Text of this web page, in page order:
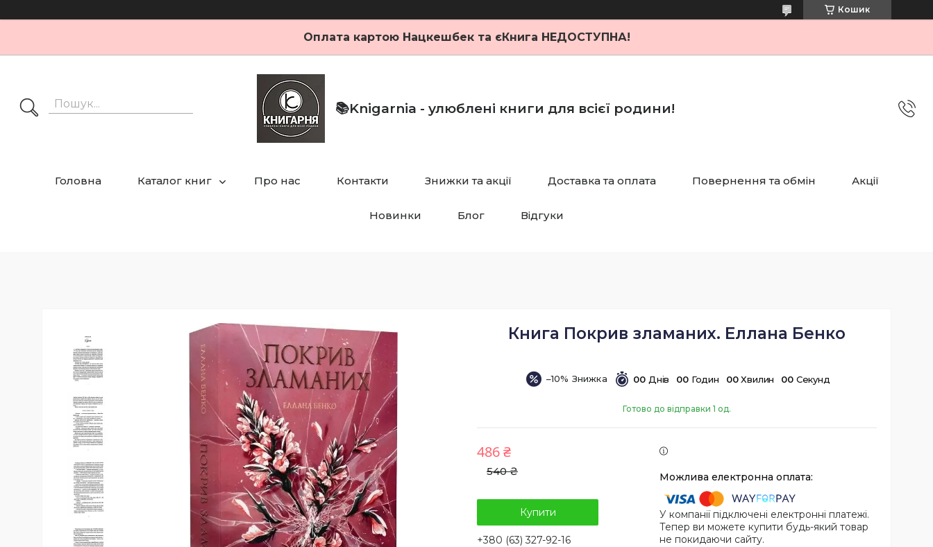
Кошик
Оплата картою Нацкешбек та єКнига НЕДОСТУПНА!
📚Knigarnia - улюблені книги для всієї родини!
Головна Каталог книг Про нас Контакти Знижки та акції Доставка та оплата Повернення та обмін Акції
Новинки Блог Відгуки
Книга Покрив зламаних. Еллана Бенко
–10% 00 Днів 00 Годин 00 Хвилин 00 Секунд
Готово до відправки 1 од.
540 ₴
486 ₴
Купити
+380 (63) 327-92-16
У компанії підключені електронні платежі.
Тепер ви можете купити будь-який товар
не покидаючи сайту.